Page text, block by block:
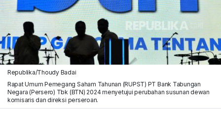
Republika/Thoudy Badai
Rapat Umum Pemegang Saham Tahunan (RUPST) PT Bank Tabungan
Negara (Persero) Tbk (BTN) 2024 menyetujui perubahan susunan dewan
komisaris dan direksi perseroan.